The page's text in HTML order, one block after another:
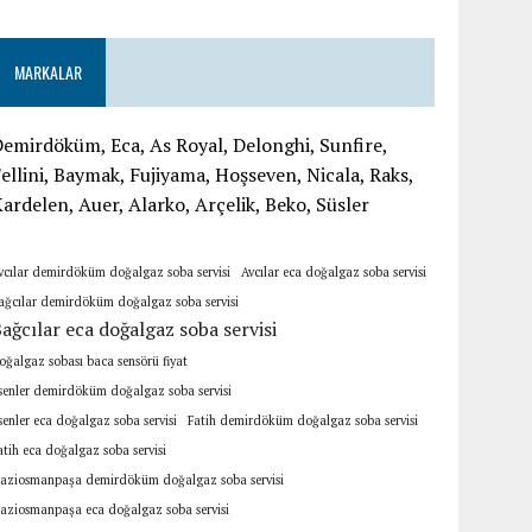
MARKALAR
Eca, As Royal, Delonghi, Sunfire,
Baymak, Fujiyama, Hoşseven, Nicala, Raks,
Auer, Alarko, Arçelik, Beko, Süsler
demirdöküm doğalgaz soba servisi
Avcılar eca doğalgaz soba servisi
demirdöküm doğalgaz soba servisi
eca doğalgaz soba servisi
sobası baca sensörü fiyat
demirdöküm doğalgaz soba servisi
eca doğalgaz soba servisi
Fatih demirdöküm doğalgaz soba servisi
eca doğalgaz soba servisi
demirdöküm doğalgaz soba servisi
eca doğalgaz soba servisi